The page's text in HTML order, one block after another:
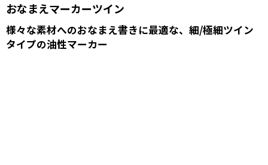
おなまえマーカーツイン
様々な素材へのおなまえ書きに最適な、細/極細ツイン
タイプの油性マーカー